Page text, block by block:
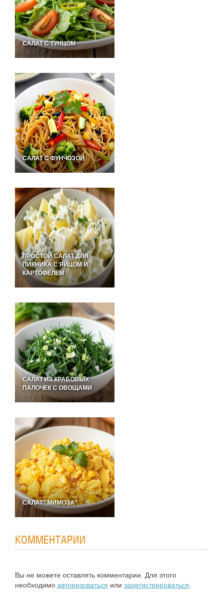
САЛАТ С ТУНЦОМ
САЛАТ С ФУНЧОЗОЙ
ПРОСТОЙ САЛАТ ДЛЯ
ПИКНИКА С ЯЙЦОМ И
КАРТОФЕЛЕМ
САЛАТ ИЗ КРАБОВЫХ
ПАЛОЧЕК С ОВОЩАМИ
САЛАТ" МИМОЗА"
КОММЕНТАРИИ
Вы не можете оставлять комментарии. Для этого
необходимо авторизоваться или зарегистрироваться